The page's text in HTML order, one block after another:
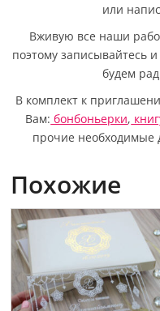
или
Вживую все наши
поэтому записывайтесь
будем
В комплект к
Вам: бонбоньерки,
прочие необходимые
Похожие